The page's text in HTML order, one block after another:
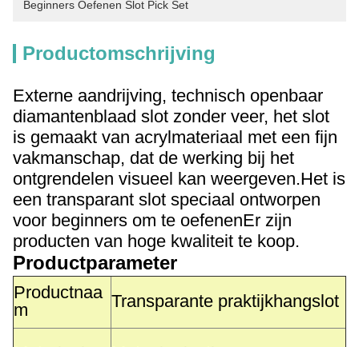
Beginners Oefenen Slot Pick Set
Productomschrijving
Externe aandrijving, technisch openbaar
diamantenblaad slot zonder veer, het slot
is gemaakt van acrylmateriaal met een fijn
vakmanschap, dat de werking bij het
ontgrendelen visueel kan weergeven.Het is
een transparant slot speciaal ontworpen
voor beginners om te oefenenEr zijn
producten van hoge kwaliteit te koop.
Productparameter
Productnaa
m
Transparante praktijkhangslot